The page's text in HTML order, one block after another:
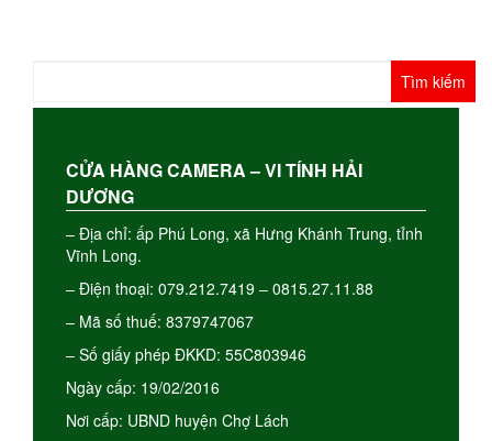
cho:
CỬA HÀNG CAMERA – VI TÍNH HẢI
DƯƠNG
– Địa chỉ: ấp Phú Long, xã Hưng Khánh Trung, tỉnh
Vĩnh Long.
– Điện thoại: 079.212.7419 – 0815.27.11.88
– Mã số thuế: 8379747067
– Số giấy phép ĐKKD: 55C803946
Ngày cấp: 19/02/2016
Nơi cấp: UBND huyện Chợ Lách